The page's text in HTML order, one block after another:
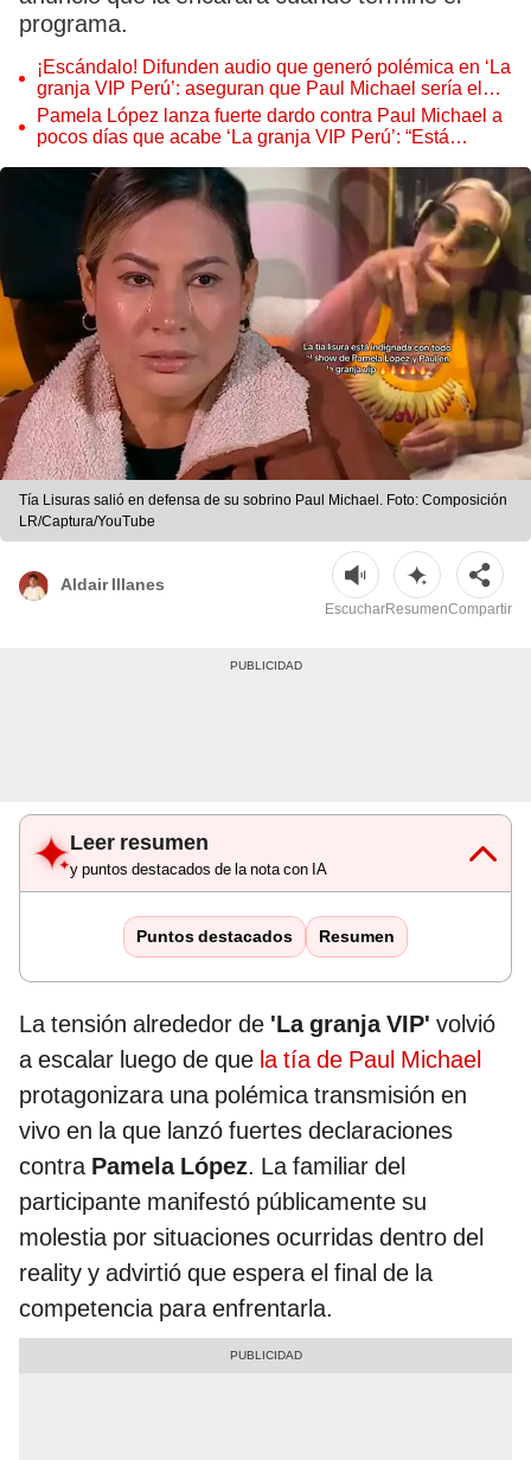
programa.
¡Escándalo! Difunden audio que generó polémica en ‘La
granja VIP Perú’: aseguran que Paul Michael sería el
ganador sin tomar en cuenta los votos del público
Pamela López lanza fuerte dardo contra Paul Michael a
pocos días que acabe ‘La granja VIP Perú’: “Está
Tía Lisuras salió en defensa de su sobrino Paul Michael. Foto: Composición
LR/Captura/YouTube
Aldair Illanes
EscucharResumenCompartir
Leer resumen
y puntos destacados de la nota con IA
Puntos destacados Resumen
La tensión alrededor de 'La granja VIP' volvió
a escalar luego de que la tía de Paul Michael
protagonizara una polémica transmisión en
vivo en la que lanzó fuertes declaraciones
contra Pamela López. La familiar del
participante manifestó públicamente su
molestia por situaciones ocurridas dentro del
reality y advirtió que espera el final de la
competencia para enfrentarla.